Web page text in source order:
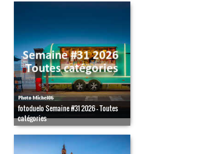
fotoduelo Semaine #31 2026 - Toutes
catégories